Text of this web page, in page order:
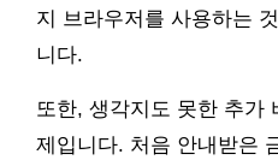
지 브라우저를 사용하는
니다.
또한, 생각지도 못한 추가
제입니다. 처음 안내받은